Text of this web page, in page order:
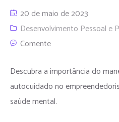
20 de maio de 2023
Desenvolvimento Pessoal e
Comente
Descubra a importância do
autocuidado no
saúde mental.